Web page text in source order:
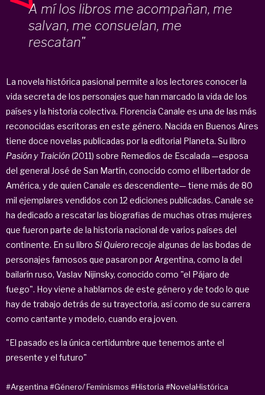
A mí los libros me acompañan, me
salvan, me consuelan, me
rescatan"
La novela histórica pasional permite a los lectores conocer la
vida secreta de los personajes que han marcado la vida de los
países y la historia colectiva. Florencia Canale es una de las más
reconocidas escritoras en este género. Nacida en Buenos Aires
tiene doce novelas publicadas por la editorial Planeta. Su libro
Pasión y Traición(2011) sobre Remedios de Escalada —esposa
del general José de San Martín, conocido como el libertador de
América, y de quien Canale es descendiente— tiene más de 80
mil ejemplares vendidos con 12 ediciones publicadas. Canale se
ha dedicado a rescatar las biografias de muchas otras mujeres
que fueron parte de la historia nacional de varios países del
continente. En su libro Si Quierorecoje algunas de las bodas de
personajes famosos que pasaron por Argentina, como la del
bailarín ruso, Vaslav Nijinsky, conocido como "el Pájaro de
fuego". Hoy viene a hablarnos de este género y de todo lo que
hay de trabajo detrás de su trayectoria, así como de su carrera
como cantante y modelo, cuando era joven.
"El pasado es la única certidumbre que tenemos ante el
presente y el futuro"
#Argentina #Género/ Feminismos #Historia #NovelaHistórica